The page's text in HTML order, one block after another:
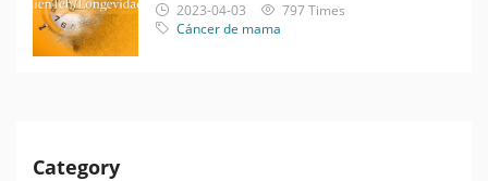
2023-04-03
797 Times
Cáncer de mama
Category